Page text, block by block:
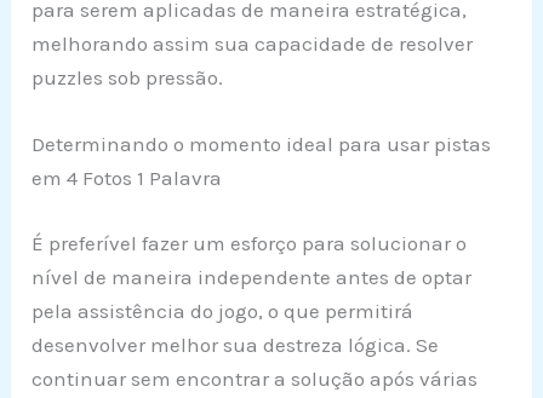
para serem aplicadas de maneira estratégica,
melhorando assim sua capacidade de resolver
puzzles sob pressão.
Determinando o momento ideal para usar pistas
em 4 Fotos 1 Palavra
É preferível fazer um esforço para solucionar o
nível de maneira independente antes de optar
pela assistência do jogo, o que permitirá
desenvolver melhor sua destreza lógica. Se
continuar sem encontrar a solução após várias